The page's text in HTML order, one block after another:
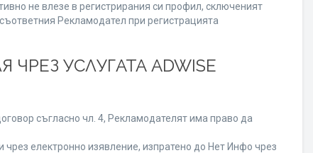
не влезе в регистрирания си профил, сключеният
Рекламодател при регистрацията
УСЛУГАТА ADWISE
съгласно чл. 4, Рекламодателят има право да
електронно изявление, изпратено до Нет Инфо чрез